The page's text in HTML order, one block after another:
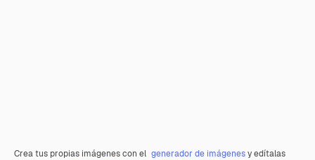
Crea tus propias imágenes con el generador de imágenesy edítalas